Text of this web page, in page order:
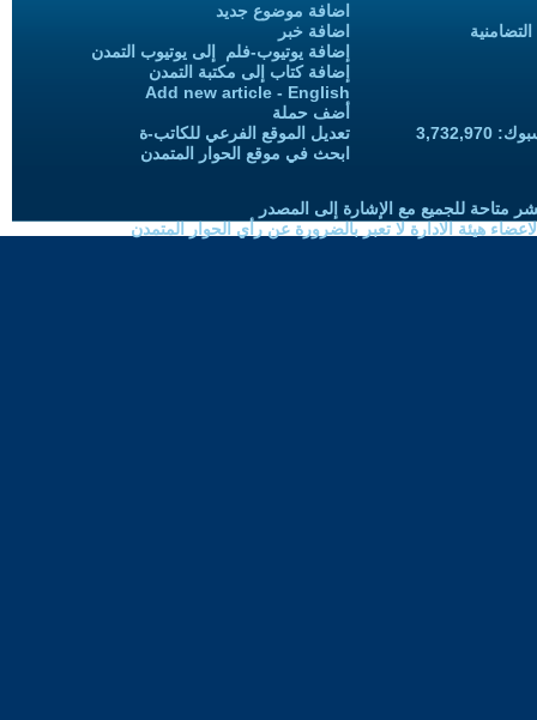
اضافة موضوع جديد
اضافة خبر
إضافة يوتيوب-فلم إلى يوتيوب التمدن
إضافة كتاب إلى مكتبة التمدن
Add new article - English
أضف حملة
تعديل الموقع الفرعي للكاتب-ة
ابحث في موقع الحوار المتمدن
متاحة للجميع مع الإشارة إلى المصدر
هيئة الادارة لا تعبر بالضرورة عن رأي الحوار المتمدن